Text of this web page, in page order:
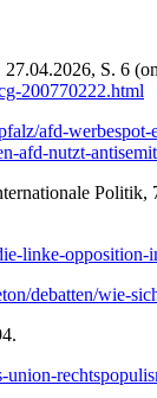
S. 6
200770222.html
afd-
afd-nutzt-
Politik,
linke-opposition-
debatten/wie-